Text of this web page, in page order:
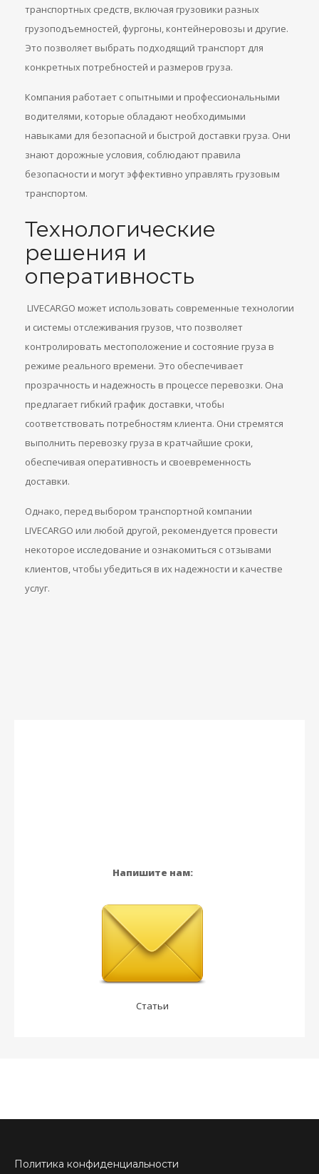
транспортных средств, включая грузовики разных
грузоподъемностей, фургоны, контейнеровозы и другие.
Это позволяет выбрать подходящий транспорт для
конкретных потребностей и размеров груза.
Компания работает с опытными и профессиональными
водителями, которые обладают необходимыми
навыками для безопасной и быстрой доставки груза. Они
знают дорожные условия, соблюдают правила
безопасности и могут эффективно управлять грузовым
транспортом.
Технологические
решения и
оперативность
LIVECARGO может использовать современные технологии
и системы отслеживания грузов, что позволяет
контролировать местоположение и состояние груза в
режиме реального времени. Это обеспечивает
прозрачность и надежность в процессе перевозки. Она
предлагает гибкий график доставки, чтобы
соответствовать потребностям клиента. Они стремятся
выполнить перевозку груза в кратчайшие сроки,
обеспечивая оперативность и своевременность
доставки.
Однако, перед выбором транспортной компании
LIVECARGO или любой другой, рекомендуется провести
некоторое исследование и ознакомиться с отзывами
клиентов, чтобы убедиться в их надежности и качестве
услуг.
Напишите нам:
Статьи
Политика конфиденциальности